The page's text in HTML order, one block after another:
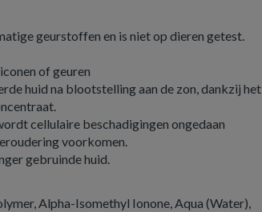
geurstoffen en is niet op dieren getest.
of geuren
huid na blootstelling aan de zon, dankzij het
cellulaire beschadigingen ongedaan
voorkomen.
gebruinde huid.
Alpha-Isomethyl Ionone, Aqua (Water),